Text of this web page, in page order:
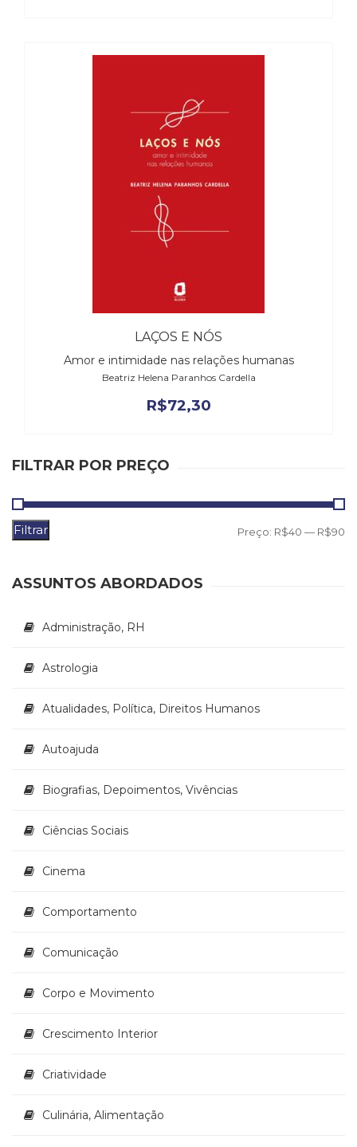
LAÇOS E NÓS
Amor e intimidade nas relações humanas
Beatriz Helena Paranhos Cardella
R$72,30
FILTRAR POR PREÇO
Filtrar Preço: R$40 — R$90
ASSUNTOS ABORDADOS
Administração, RH
Astrologia
Atualidades, Política, Direitos Humanos
Autoajuda
Biografias, Depoimentos, Vivências
Ciências Sociais
Cinema
Comportamento
Comunicação
Corpo e Movimento
Crescimento Interior
Criatividade
Culinária, Alimentação